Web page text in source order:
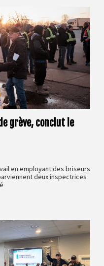
grève, conclut le
en employant des briseurs
deux inspectrices